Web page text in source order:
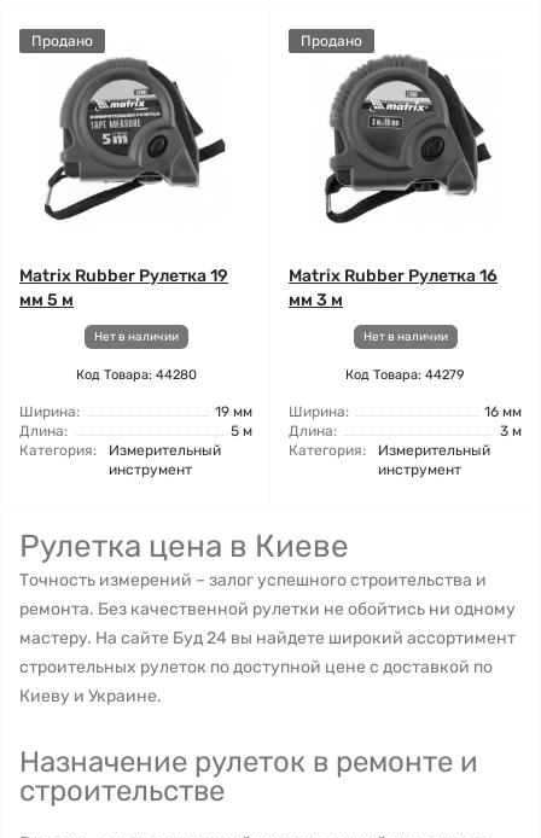
Продано
Matrix Rubber Рулетка 19
мм 5 м
Нет в наличии
Код Товара: 44280
Ширина:
19 мм
Длина:
5 м
Категория:
Измерительный
инструмент
Продано
Matrix Rubber Рулетка 16
мм 3 м
Нет в наличии
Код Товара: 44279
Ширина:
16 мм
Длина:
3 м
Категория:
Измерительный
инструмент
Рулетка цена в Киеве
Точность измерений – залог успешного строительства и
ремонта. Без качественной рулетки не обойтись ни одному
мастеру. На сайте Буд 24 вы найдете широкий ассортимент
строительных рулеток по доступной цене с доставкой по
Киеву и Украине.
Назначение рулеток в ремонте и
строительстве